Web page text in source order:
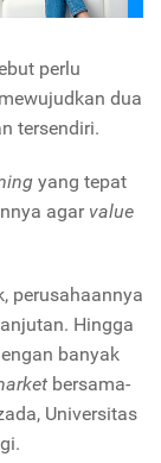
perlu
dua
tersendiri.
yang tepat
agarvalue
perusahaannya
Hingga
banyak
bersama-
Universitas